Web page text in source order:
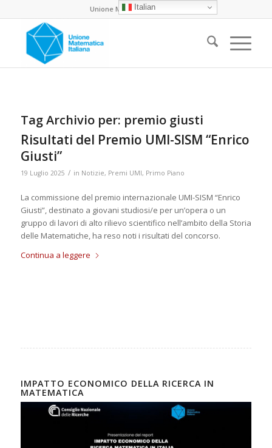
Unione Matematica Italiana
Tag Archivio per: premio giusti
Risultati del Premio UMI-SISM “Enrico
Giusti”
19 Luglio 2025 / in Notizie, Premi UMI, Primo Piano
La commissione del premio internazionale UMI-SISM “Enrico
Giusti”, destinato a giovani studiosi/e per un’opera o un
gruppo di lavori di alto rilievo scientifico nell’ambito della Storia
delle Matematiche, ha reso noti i risultati del concorso.
Continua a leggere
IMPATTO ECONOMICO DELLA RICERCA IN
MATEMATICA
Italian